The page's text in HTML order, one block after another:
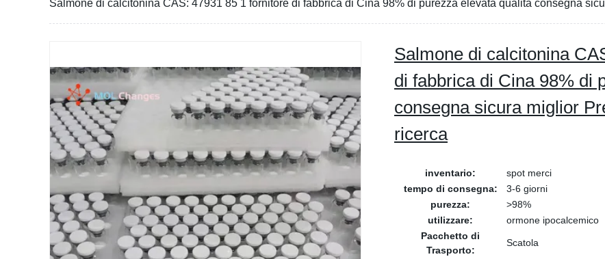
Salmone di calcitonina CAS: 47931 85 1 fornitore di fabbrica di Cina 98% di purezza elevata qualità consegna
Salmone di calcitonina
di fabbrica di Cina 98% di
consegna sicura miglior
ricerca
inventario:
spot merci
tempo di consegna:
3-6 giorni
purezza:
>98%
utilizzare:
ormone ipocalcemico
Pacchetto di
Trasporto:
Scatola